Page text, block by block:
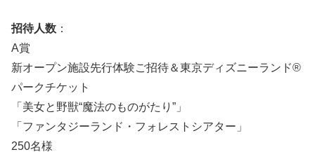
招待人数 ：
A賞
新オープン施設先行体験ご招待＆東京ディズニーランド®
パークチケット
「美女と野獣“魔法のものがたり”」
「ファンタジーランド・フォレストシアター」
250名様